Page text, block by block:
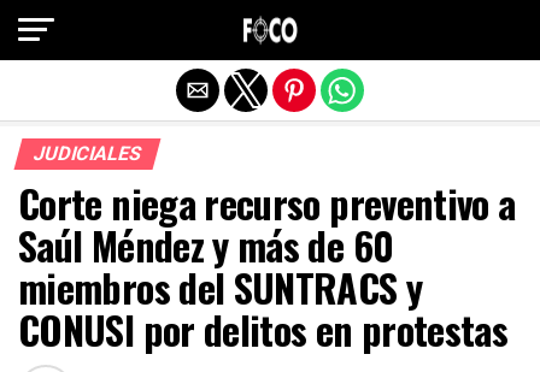
JUDICIALES
Corte niega recurso preventivo a
Saúl Méndez y más de 60
miembros del SUNTRACS y
CONUSI por delitos en protestas
Salir de la versión móvil